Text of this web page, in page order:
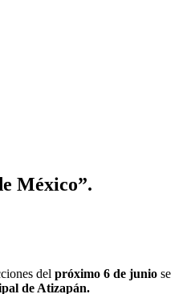
México”.
del próximo 6 de junio se
de Atizapán.